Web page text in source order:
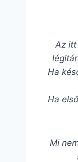
Az itt
Ha
Ha
Mi